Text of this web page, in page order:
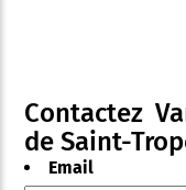
Contactez
de Saint-
Email